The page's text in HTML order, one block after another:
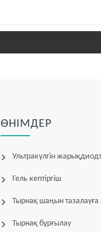
ӨНІМДЕР
Ультракүлгін жарықдиодты
Гель кептіргіш
Тырнақ шаңын тазалауға
Тырнақ бұрғылау